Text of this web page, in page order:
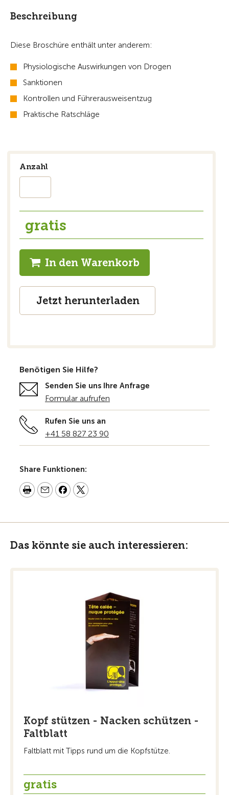
Beschreibung
Diese Broschüre enthält unter anderem:
Physiologische Auswirkungen von Drogen
Sanktionen
Kontrollen und Führerausweisentzug
Praktische Ratschläge
Anzahl
gratis
In den Warenkorb
Jetzt herunterladen
Benötigen Sie Hilfe?
Senden Sie uns Ihre Anfrage
Formular aufrufen
Rufen Sie uns an
+41 58 827 23 90
Share Funktionen:
Das könnte sie auch interessieren:
Kopf stützen - Nacken schützen -
Faltblatt
Faltblatt mit Tipps rund um die Kopfstütze.
gratis